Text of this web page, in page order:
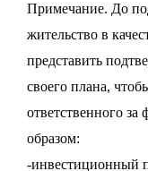
Примечание. До
жительство в
представить
своего плана,
ответственного
образом:
-инвестиционный